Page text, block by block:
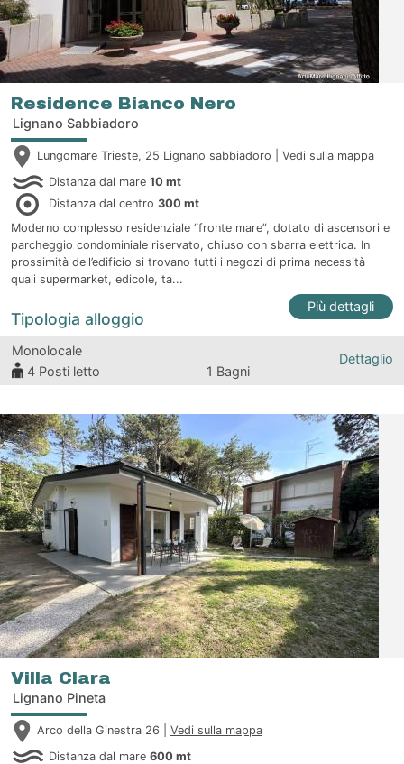
Residence Bianco Nero
Lignano Sabbiadoro
Lungomare Trieste, 25 Lignano sabbiadoro | Vedi sulla mappa
Distanza dal mare 10 mt
Distanza dal centro 300 mt
Moderno complesso residenziale “fronte mare”, dotato di ascensori e
parcheggio condominiale riservato, chiuso con sbarra elettrica. In
prossimità dell’edificio si trovano tutti i negozi di prima necessità
quali supermarket, edicole, ta...
Più dettagli
Tipologia alloggio
Monolocale
4 Posti letto 1 Bagni
Dettaglio
Villa Clara
Lignano Pineta
Arco della Ginestra 26 | Vedi sulla mappa
Distanza dal mare 600 mt